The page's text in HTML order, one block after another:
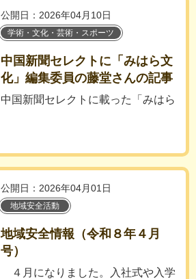
公開日：2026年04月10日
学術・文化・芸術・スポーツ
中国新聞セレクトに「みはら文
化」編集委員の藤堂さんの記事
中国新聞セレクトに載った「みはら
公開日：2026年04月01日
地域安全活動
地域安全情報（令和８年４月
号）
４月になりました。入社式や入学